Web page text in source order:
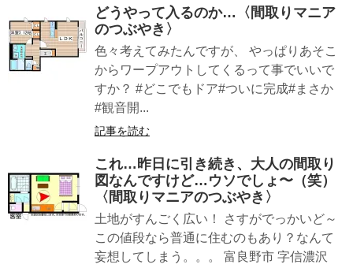
どうやって入るのか…〈間取りマニア
のつぶやき〉
色々考えてみたんですが、 やっぱりあそこ
からワープアウトしてくるって事でいいで
すか？ #どこでもドア#ついに完成#まさか
#観音開...
記事を読む
これ…昨日に引き続き、大人の間取り
図なんですけど…ウソでしょ〜（笑）
〈間取りマニアのつぶやき〉
土地がすんごく広い！ さすがでっかいど～
この値段なら普通に住むのもあり？なんて
妄想してしまう。。。 富良野市 字信濃沢